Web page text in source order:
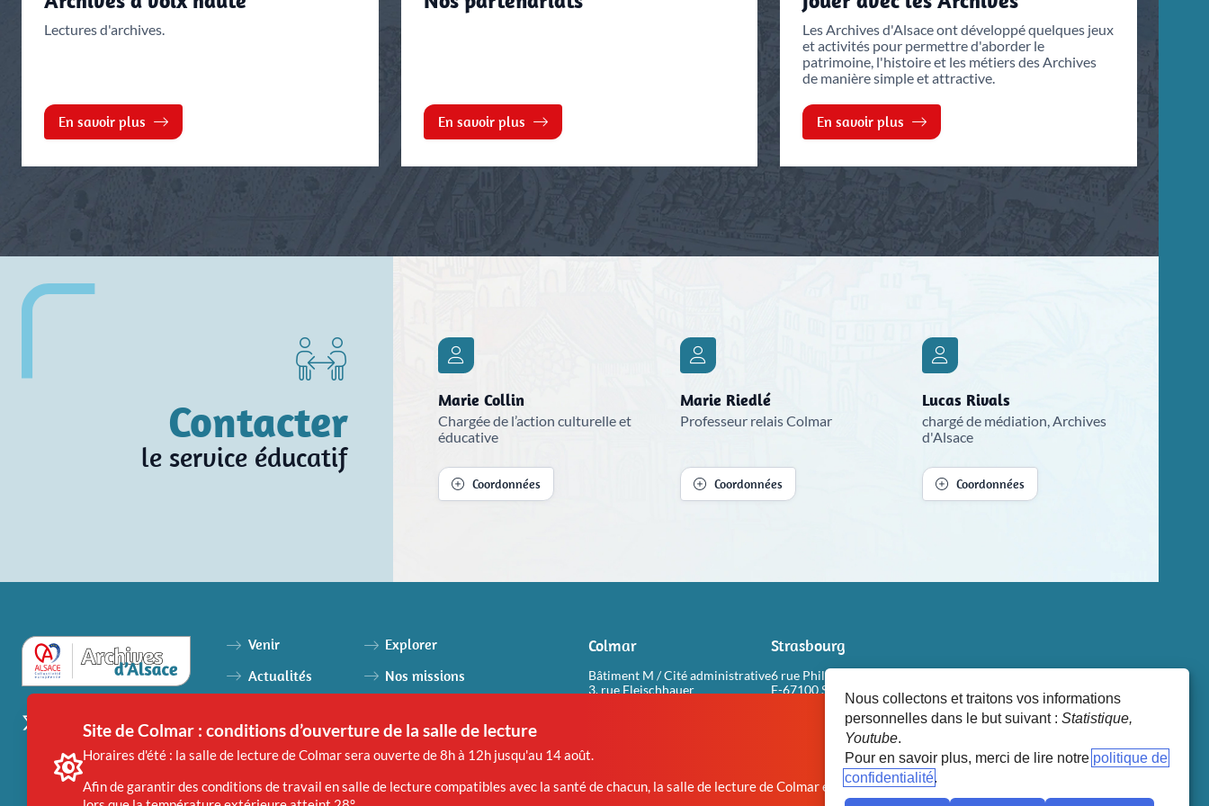
Nous collectons et traitons vos informations
personnelles dans le but suivant : Statistique,
Youtube.
Pour en savoir plus, merci de lire notre politique de
confidentialité
Lectures d'archives.
En savoir plus En savoir plus
Les Archives d'Alsace ont développé quelques jeux
et activités pour permettre d'aborder le
patrimoine, l'histoire et les métiers des Archives
de manière simple et attractive.
En savoir plus
Contacter
le service éducatif
Marie Collin
Chargée de l’action culturelle et
éducative
Coordonnées
Marie Riedlé
Professeur relais Colmar
Coordonnées
Lucas Rivals
chargé de médiation, Archives
d'Alsace
Coordonnées
Venir
Actualités
Archiver
Explorer
Nos missions
Colmar
Bâtiment M / Cité administrative
3, rue Fleischhauer
Strasbourg
6 rue Philippe Dollinger
F-67100 STRASBOURG
Visiter le site web
Site de Colmar : conditions d’ouverture de la salle de lecture
Horaires d'été : la salle de lecture de Colmar sera ouverte de 8h à 12h jusqu'au 14 août.
Afin de garantir des conditions de travail en salle de lecture compatibles avec la santé de chacun, la salle de lecture de Colmar est désormais systématiquement fermée dès